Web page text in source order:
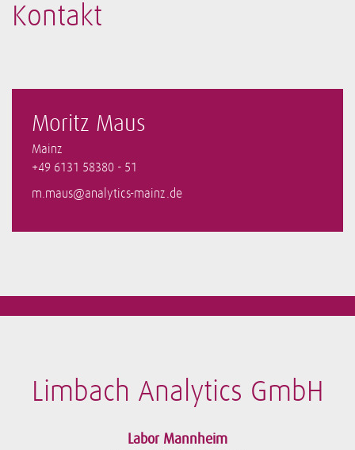
Kontakt
Moritz Maus
Mainz
+49 6131 58380 - 51
m.maus@analytics-mainz.de
Limbach Analytics GmbH
Labor Mannheim